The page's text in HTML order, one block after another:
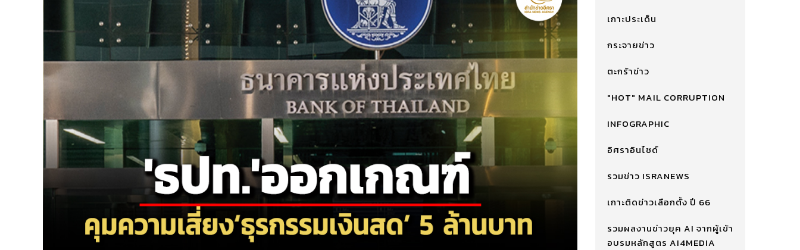
เกาะประเด็น
กระจายข่าว
ตะกร้าข่าว
"HOT" MAIL CORRUPTION
INFOGRAPHIC
อิศราอินไซด์
รวมข่าว ISRANEWS
เกาะติดข่าวเลือกตั้ง ปี 66
รวมผลงานข่าวยุค AI จากผู้เข้า
อบรมหลักสูตร AI4MEDIA